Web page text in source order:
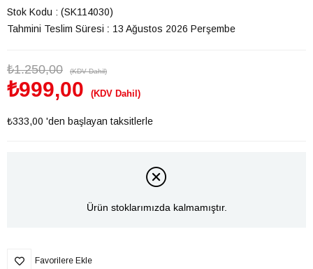
Stok Kodu
(SK114030)
Tahmini Teslim Süresi : 13 Ağustos 2026 Perşembe
₺1.250,00 (KDV Dahil)
₺999,00 (KDV Dahil)
₺333,00 'den başlayan taksitlerle
Ürün stoklarımızda kalmamıştır.
Favorilere Ekle